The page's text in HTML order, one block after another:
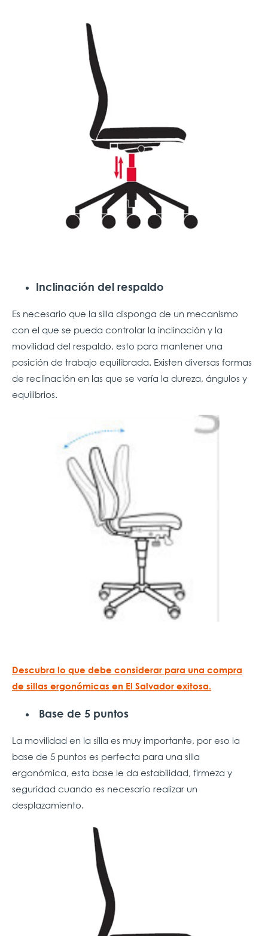
Inclinación del respaldo
Es necesario que la silla disponga de un mecanismo
con el que se pueda controlar la inclinación y la
movilidad del respaldo, esto para mantener una
posición de trabajo equilibrada. Existen diversas formas
de reclinación en las que se varía la dureza, ángulos y
equilibrios.
Descubra lo que debe considerar para una compra
de sillas ergonómicas en El Salvador exitosa.
Base de 5 puntos
La movilidad en la silla es muy importante, por eso la
base de 5 puntos es perfecta para una silla
ergonómica, esta base le da estabilidad, firmeza y
seguridad cuando es necesario realizar un
desplazamiento.